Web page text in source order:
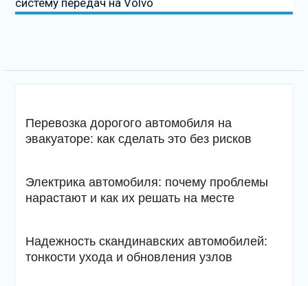
систему передач на Volvo
Перевозка дорогого автомобиля на
эвакуаторе: как сделать это без рисков
Электрика автомобиля: почему проблемы
нарастают и как их решать на месте
Надежность скандинавских автомобилей:
тонкости ухода и обновления узлов